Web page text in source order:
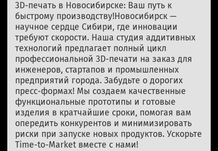
3D-печать в Новосибирске: Ваш путь к
быстрому производству!Новосибирск —
научное сердце Сибири, где инновации
требуют скорости. Наша студия аддитивных
технологий предлагает полный цикл
профессиональной 3D-печати на заказ для
инженеров, стартапов и промышленных
предприятий города. Забудьте о дорогих
пресс-формах! Мы создаем качественные
функциональные прототипы и готовые
изделия в кратчайшие сроки, помогая вам
опередить конкурентов и минимизировать
риски при запуске новых продуктов. Ускорьте
Time-to-Market вместе с нами!